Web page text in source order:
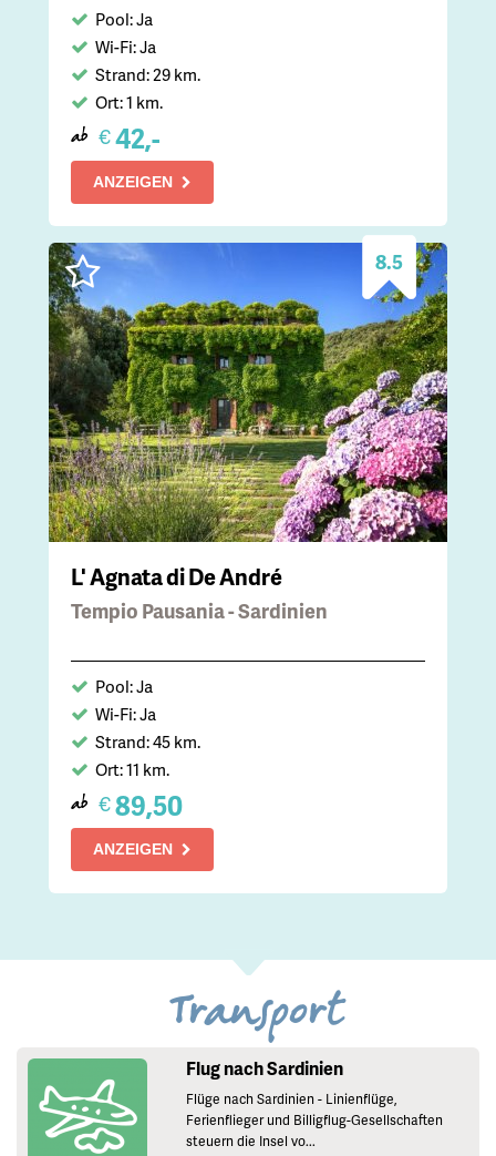
Pool: Ja
Wi-Fi: Ja
Strand: 29 km.
Ort: 1 km.
ab €42,-
ANZEIGEN
8.5
L' Agnata di De André
Tempio Pausania - Sardinien
Pool: Ja
Wi-Fi: Ja
Strand: 45 km.
Ort: 11 km.
ab €89,50
ANZEIGEN
Transport
Flug nach Sardinien
Flüge nach Sardinien - Linienflüge,
Ferienflieger und Billigflug-Gesellschaften
steuern die Insel vo...